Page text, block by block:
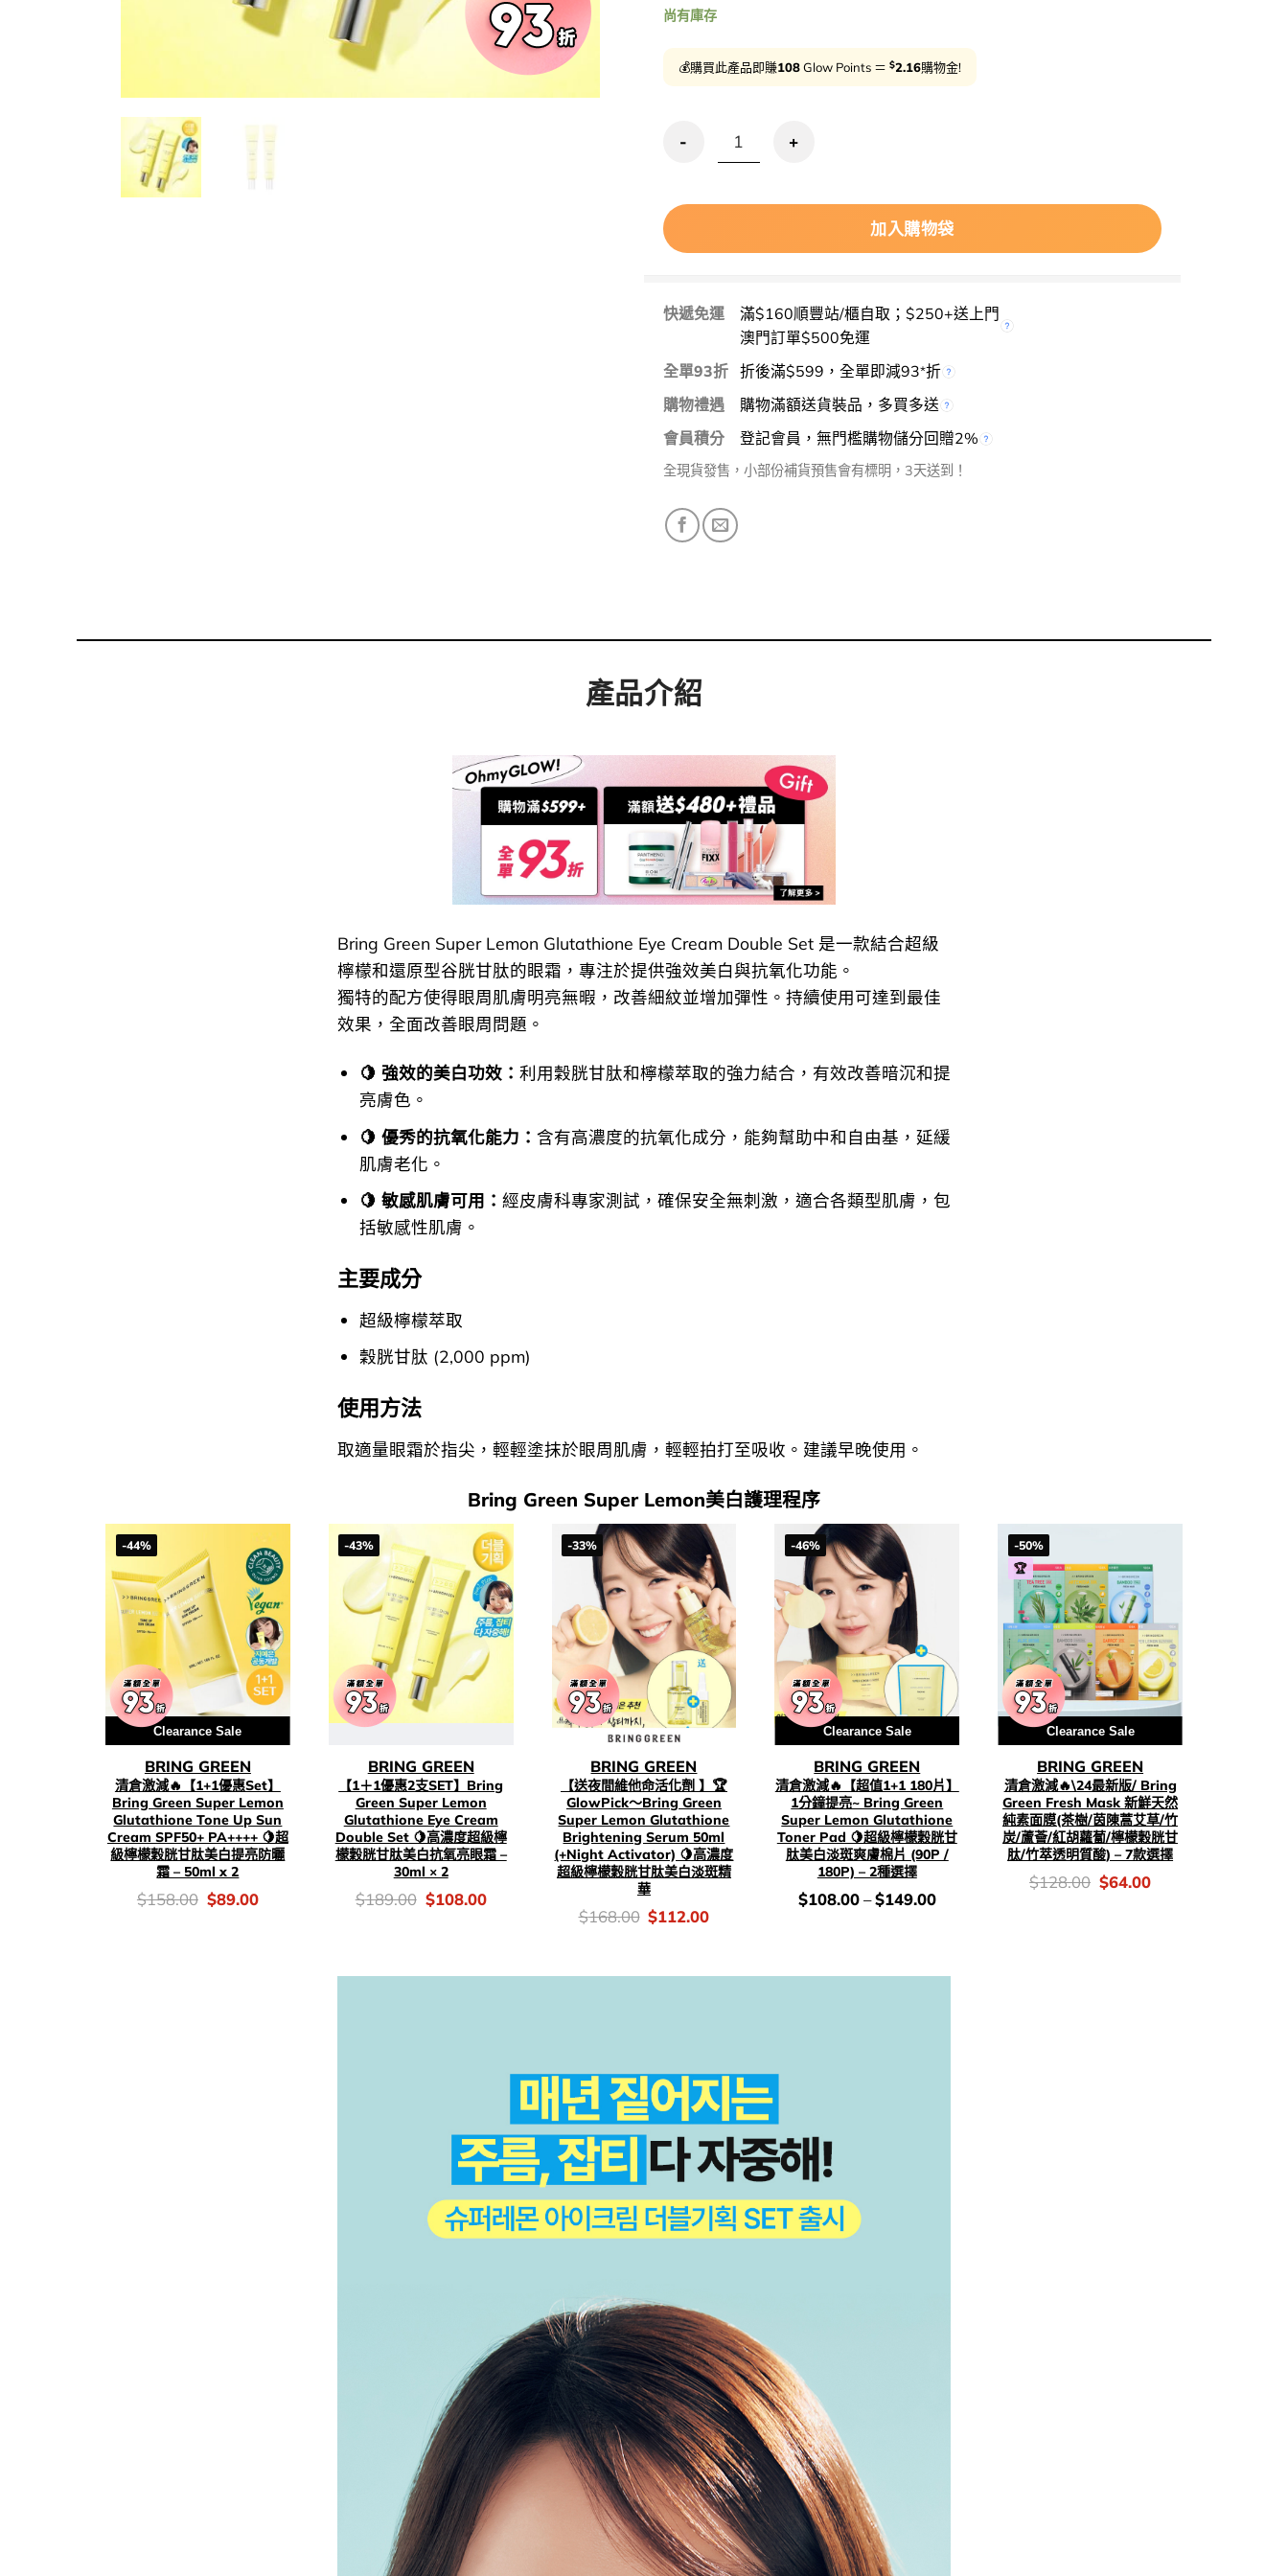
尚有庫存
💰購買此產品即賺108Glow Points ＝ $2.16購物金!
【1＋1優惠2支SET】Bring Green Super Lemon Glutathione Eye Cream Double Set
加入購物袋
快遞免運
滿$160順豐站/櫃自取；$250+送上門
澳門訂單$500免運
全單93折 折後滿$599，全單即減93*折
購物禮遇
購物滿額送貨裝品，多買多送
會員積分
登記會員，無門檻購物儲分回贈2%
全現貨發售，小部份補貨預售會有標明，3天送到！
產品介紹
Bring Green Super Lemon Glutathione Eye Cream Double Set 是一款結合超級
檸檬和還原型谷胱甘肽的眼霜，專注於提供強效美白與抗氧化功能。
獨特的配方使得眼周肌膚明亮無暇，改善細紋並增加彈性。持續使用可達到最佳
效果，全面改善眼周問題。
🍋 強效的美白功效： 利用穀胱甘肽和檸檬萃取的強力結合，有效改善暗沉和提
亮膚色。
🍋 優秀的抗氧化能力： 含有高濃度的抗氧化成分，能夠幫助中和自由基，延緩
肌膚老化。
🍋 敏感肌膚可用： 經皮膚科專家測試，確保安全無刺激，適合各類型肌膚，包
括敏感性肌膚。
主要成分
超級檸檬萃取
穀胱甘肽 (2,000 ppm)
使用方法
取適量眼霜於指尖，輕輕塗抹於眼周肌膚，輕輕拍打至吸收。建議早晚使用。
Bring Green Super Lemon美白護理程序
-44%
Clearance Sale
BRING GREEN
清倉激減🔥【1+1優惠Set】
Bring Green Super Lemon
Glutathione Tone Up Sun
Cream SPF50+ PA++++ 🍋超
級檸檬穀胱甘肽美白提亮防曬
霜 – 50ml x 2
價
錢：
$158.00 Original
price
$89.00Current
-43%
BRING GREEN
【1＋1優惠2支SET】Bring
Green Super Lemon
Glutathione Eye Cream
Double Set 🍋高濃度超級檸
檬穀胱甘肽美白抗氧亮眼霜 –
30ml × 2
價
錢：
$189.00 Original
price
$108.00Current
-33%
BRING GREEN
【送夜間維他命活化劑 】🏆
GlowPick～Bring Green
Super Lemon Glutathione
Brightening Serum 50ml
(+Night Activator) 🍋高濃度
超級檸檬穀胱甘肽美白淡斑精
華
價
錢：
$168.00 Original
price
$112.00Current
-46%
Clearance Sale
BRING GREEN
清倉激減🔥【超值1+1 180片】
1分鐘提亮~ Bring Green
Super Lemon Glutathione
Toner Pad 🍋超級檸檬穀胱甘
肽美白淡斑爽膚棉片 (90P /
180P) – 2種選擇
價
錢：
$108.00–$149.00
-50%
🏆
Clearance Sale
BRING GREEN
清倉激減🔥\24最新版/ Bring
Green Fresh Mask 新鮮天然
純素面膜(茶樹/茵陳蒿艾草/竹
炭/蘆薈/紅胡蘿蔔/檸檬穀胱甘
肽/竹萃透明質酸) – 7款選擇
價
錢：
$128.00 Original
price
$64.00Current